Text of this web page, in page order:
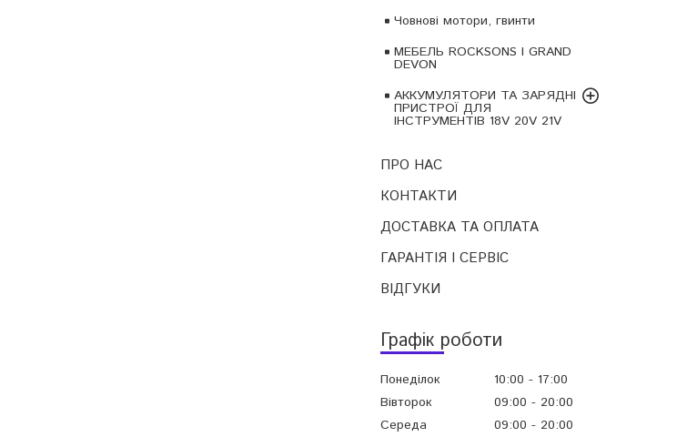
Човнові мотори, гвинти
МЕБЕЛЬ ROCKSONS І GRAND
DEVON
АККУМУЛЯТОРИ ТА ЗАРЯДНІ
ПРИСТРОЇ ДЛЯ
ІНСТРУМЕНТІВ 18V 20V 21V
ПРО НАС
КОНТАКТИ
ДОСТАВКА ТА ОПЛАТА
ГАРАНТІЯ І СЕРВІС
ВІДГУКИ
Графік роботи
Понеділок 10:00
17:00
Вівторок
09:00
20:00
Середа
09:00
20:00